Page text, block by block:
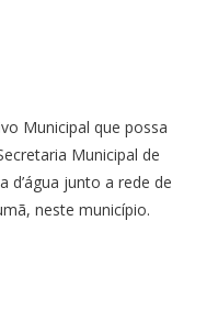
Municipal que possa
Municipal de
d’água junto a rede de
neste município.